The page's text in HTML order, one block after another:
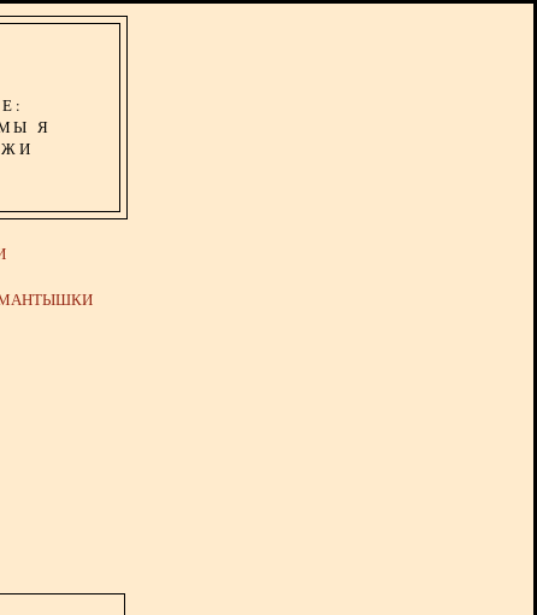
Я
МАНТЫШКИ